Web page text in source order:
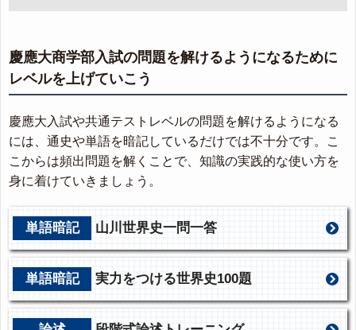
慶應大商学部入試の問題を解けるようになるために
レベルを上げていこう
慶應大入試や共通テストレベルの問題を解けるようになる
には、通史や単語を暗記しているだけでは不十分です。こ
こからは頻出問題を解くことで、知識の実践的な使い方を
身に着けていきましょう。
単語暗記 山川世界史一問一答
単語暗記 実力をつける世界史100題